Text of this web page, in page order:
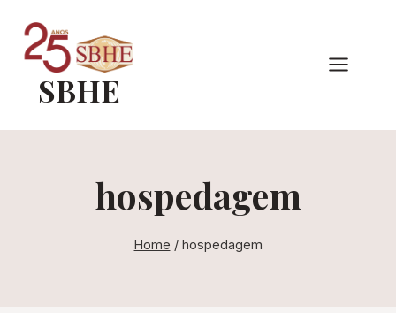
para
ConteúdoSBHE
hospedagem
Home / hospedagem